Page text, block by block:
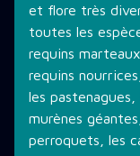
et flore très
toutes les
requins
requins
les
murènes
perroquets, les